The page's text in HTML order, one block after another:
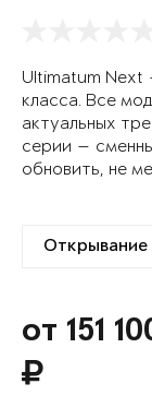
Ultimatum Next
класса. Все
актуальных
серии —
обновить, не
от 151